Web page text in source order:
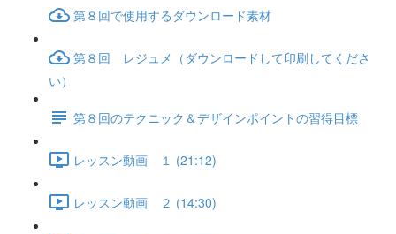
第８回で使用するダウンロード素材
第８回 レジュメ（ダウンロードして印刷してくださ
い）
第８回のテクニック＆デザインポイントの習得目標
レッスン動画 １ (21:12)
レッスン動画 ２ (14:30)